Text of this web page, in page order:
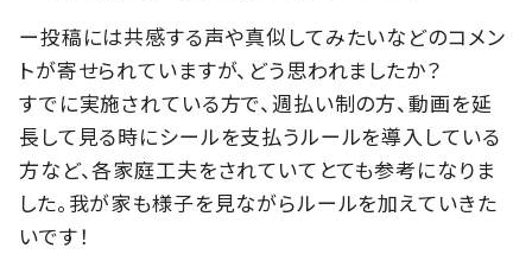
ー投稿には共感する声や真似してみたいなどのコメン
トが寄せられていますが、どう思われましたか？
すでに実施されている方で、週払い制の方、動画を延
長して見る時にシールを支払うルールを導入している
方など、各家庭工夫をされていてとても参考になりま
した。我が家も様子を見ながらルールを加えていきた
いです！